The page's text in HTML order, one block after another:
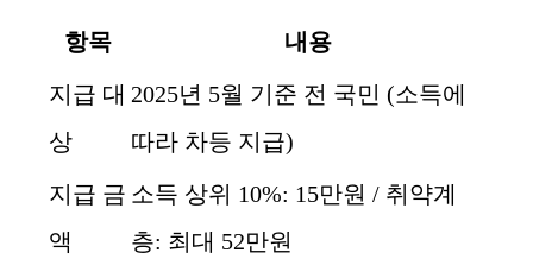
항목
내용
지급 대
상
2025년 5월 기준 전 국민 (소득에
따라 차등 지급)
지급 금
액
소득 상위 10%: 15만원 / 취약계
층: 최대 52만원